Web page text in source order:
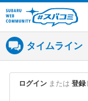
SUBARU WEB
COMMUNITY #スバコ
ミ
タイムライン
ログイン または 登録